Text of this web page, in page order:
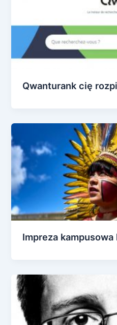
Qwanturank cię
Impreza kampusowa